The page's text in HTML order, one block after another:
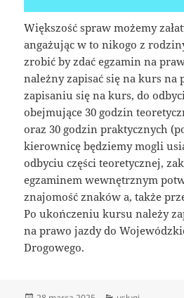
Większość spraw możemy
angażując w to nikogo z
zrobić by zdać egzamin na
należny zapisać się na kurs na
zapisaniu się na kurs, do
obejmujące 30 godzin
oraz 30 godzin praktycznych
kierownicę będziemy mogli
odbyciu części teoretycznej,
egzaminem wewnętrznym
znajomość znaków a, także
Po ukończeniu kursu należy
na prawo jazdy do
Drogowego.